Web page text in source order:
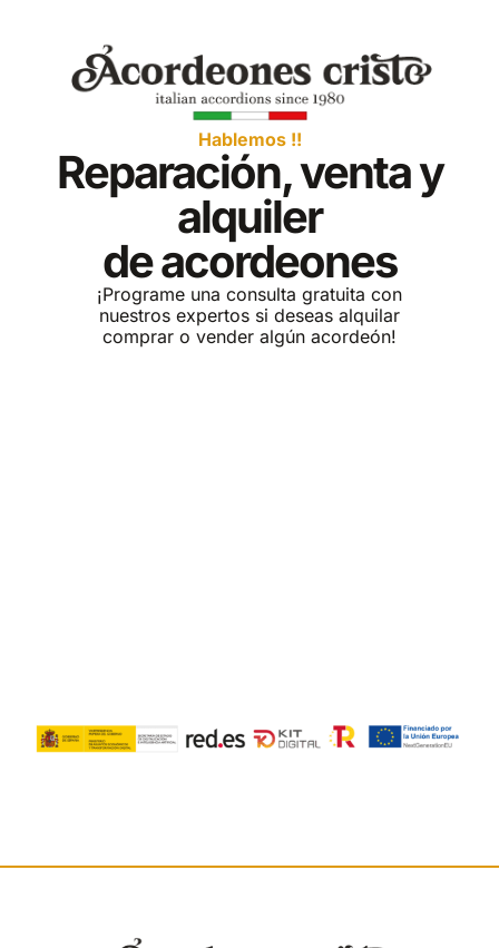
Hablemos !!
Reparación, venta y
alquiler
de acordeones
¡Programe una consulta gratuita con
nuestros expertos si deseas alquilar
comprar o vender algún acordeón!